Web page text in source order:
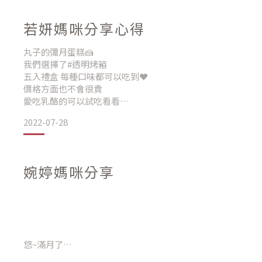
有13種口味可以選
個人最愛玫瑰紅茶😍不會太甜剛剛好
我很有種的不試吃就訂了
收到的朋友也都跟我說好好吃😛
自己也有訂一份吃吃看
像很久沒吃甜點一樣
若妍媽咪分享心得
丸子的彌月蛋糕🍰
我們選擇了#透明烤箱
五入禮盒 每種口味都可以吃到❤️
價格方面也不會很貴
愛吃乳酪的可以試吃看看
黃色那顆酸甜香味很足跟白色那顆類似～不會膩很爽口
兩顆紅色的莓果風味足夠，不會有那種吃了沒味道或太酸太甜
提拉米蘇那顆可可粉很香下層綿密，不會覺得吃了很膩，吃完
第四顆是純粹檸檬🍋
2022-07-28
婉婷媽咪分享
悠~滿月了